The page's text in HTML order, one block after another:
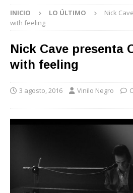
INICIO LO ÚLTIMO
Nick
with feeling
Nick Cave presenta
with feeling
3 agosto, 2016 Vinilo Negro